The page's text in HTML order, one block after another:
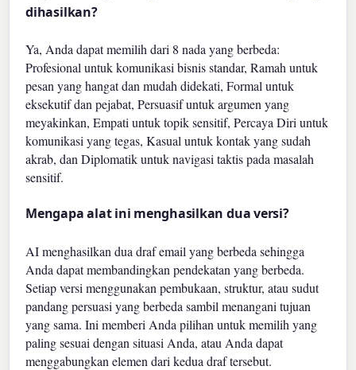
dihasilkan?
Ya, Anda dapat memilih dari 8 nada yang berbeda:
Profesional untuk komunikasi bisnis standar, Ramah untuk
pesan yang hangat dan mudah didekati, Formal untuk
eksekutif dan pejabat, Persuasif untuk argumen yang
meyakinkan, Empati untuk topik sensitif, Percaya Diri untuk
komunikasi yang tegas, Kasual untuk kontak yang sudah
akrab, dan Diplomatik untuk navigasi taktis pada masalah
sensitif.
Mengapa alat ini menghasilkan dua versi?
AI menghasilkan dua draf email yang berbeda sehingga
Anda dapat membandingkan pendekatan yang berbeda.
Setiap versi menggunakan pembukaan, struktur, atau sudut
pandang persuasi yang berbeda sambil menangani tujuan
yang sama. Ini memberi Anda pilihan untuk memilih yang
paling sesuai dengan situasi Anda, atau Anda dapat
menggabungkan elemen dari kedua draf tersebut.